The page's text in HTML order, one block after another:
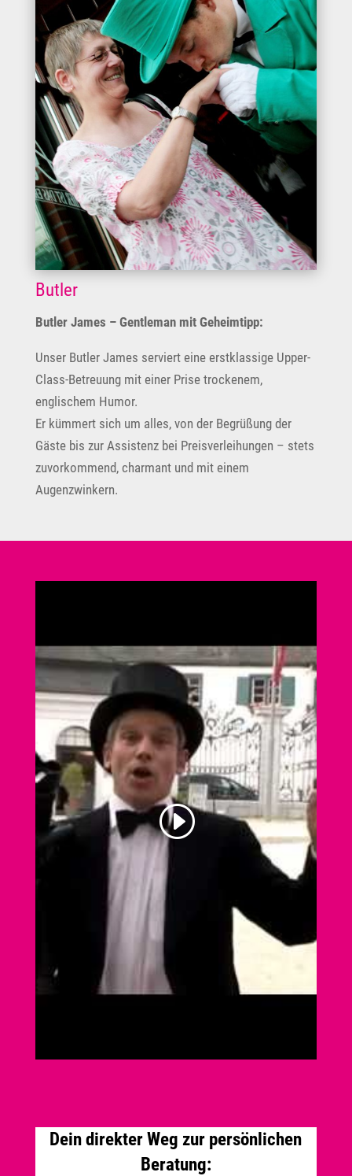
Butler
Butler James – Gentleman mit Geheimtipp:
Unser Butler James serviert eine erstklassige Upper-
Class-Betreuung mit einer Prise trockenem,
englischem Humor.
Er kümmert sich um alles, von der Begrüßung der
Gäste bis zur Assistenz bei Preisverleihungen – stets
zuvorkommend, charmant und mit einem
Augenzwinkern.
Dein direkter Weg zur persönlichen
Beratung: